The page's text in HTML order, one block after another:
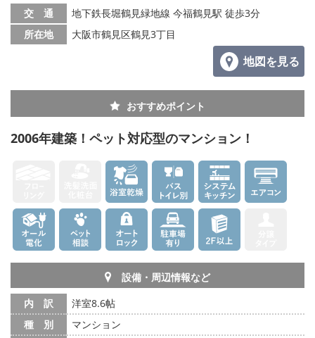
交 通
地下鉄長堀鶴見緑地線 今福鶴見駅 徒歩3分
所在地
大阪市鶴見区鶴見3丁目
地図を見る
おすすめポイント
2006年建築！ペット対応型のマンション！
設備・周辺情報など
内 訳
洋室8.6帖
種 別
マンション